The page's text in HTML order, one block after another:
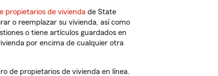
propietarios de vivienda de State
o reemplazar su vivienda, así como
o tiene artículos guardados en
por encima de cualquier otra
de propietarios de vivienda en línea.